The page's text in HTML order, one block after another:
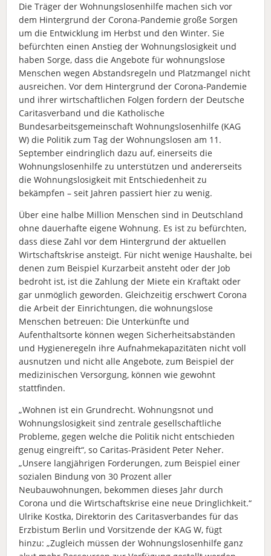
Die Träger der Wohnungslosenhilfe machen sich vor
dem Hintergrund der Corona-Pandemie große Sorgen
um die Entwicklung im Herbst und den Winter. Sie
befürchten einen Anstieg der Wohnungslosigkeit und
haben Sorge, dass die Angebote für wohnungslose
Menschen wegen Abstandsregeln und Platzmangel nicht
ausreichen. Vor dem Hintergrund der Corona-Pandemie
und ihrer wirtschaftlichen Folgen fordern der Deutsche
Caritasverband und die Katholische
Bundesarbeitsgemeinschaft Wohnungslosenhilfe (KAG
W) die Politik zum Tag der Wohnungslosen am 11.
September eindringlich dazu auf, einerseits die
Wohnungslosenhilfe zu unterstützen und andererseits
die Wohnungslosigkeit mit Entschiedenheit zu
bekämpfen – seit Jahren passiert hier zu wenig.
Über eine halbe Million Menschen sind in Deutschland
ohne dauerhafte eigene Wohnung. Es ist zu befürchten,
dass diese Zahl vor dem Hintergrund der aktuellen
Wirtschaftskrise ansteigt. Für nicht wenige Haushalte, bei
denen zum Beispiel Kurzarbeit ansteht oder der Job
bedroht ist, ist die Zahlung der Miete ein Kraftakt oder
gar unmöglich geworden. Gleichzeitig erschwert Corona
die Arbeit der Einrichtungen, die wohnungslose
Menschen betreuen: Die Unterkünfte und
Aufenthaltsorte können wegen Sicherheitsabständen
und Hygieneregeln ihre Aufnahmekapazitäten nicht voll
ausnutzen und nicht alle Angebote, zum Beispiel der
medizinischen Versorgung, können wie gewohnt
stattfinden.
„Wohnen ist ein Grundrecht. Wohnungsnot und
Wohnungslosigkeit sind zentrale gesellschaftliche
Probleme, gegen welche die Politik nicht entschieden
genug eingreift“, so Caritas-Präsident Peter Neher.
„Unsere langjährigen Forderungen, zum Beispiel einer
sozialen Bindung von 30 Prozent aller
Neubauwohnungen, bekommen dieses Jahr durch
Corona und die Wirtschaftskrise eine neue Dringlichkeit.“
Ulrike Kostka, Direktorin des Caritasverbandes für das
Erzbistum Berlin und Vorsitzende der KAG W, fügt
hinzu: „Zugleich müssen der Wohnungslosenhilfe ganz